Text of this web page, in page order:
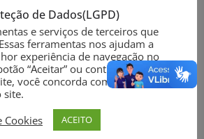
de Dados(LGPD)
e serviços de terceiros que
ferramentas nos ajudam a
experiência de navegação no
“Aceitar” ou continuar a
você concorda com o uso de
site.
Cookies
ACEITO